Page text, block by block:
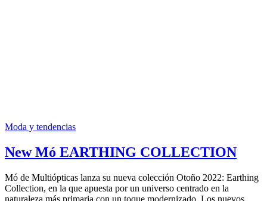
Moda y tendencias
New Mó EARTHING COLLECTION
Mó de Multiópticas lanza su nueva colección Otoño 2022: Earthing
Collection, en la que apuesta por un universo centrado en la
naturaleza más primaria con un toque modernizado. Los nuevos